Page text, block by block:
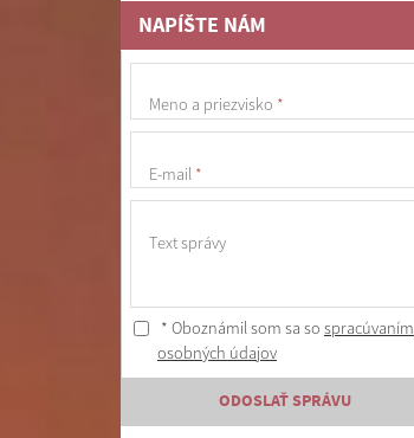
NAPÍŠTE NÁM
Meno a priezvisko *
E-mail *
Text správy
* Oboznámil som sa so spracúvaním
osobných údajov
ODOSLAŤ SPRÁVU